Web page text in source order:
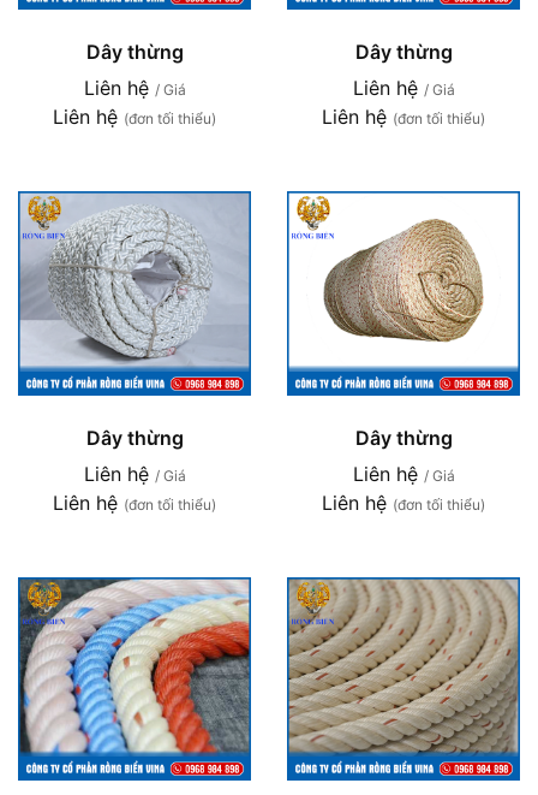
Dây thừng
Liên hệ / Giá
Liên hệ (đơn tối thiểu)
Dây thừng
Liên hệ / Giá
Liên hệ (đơn tối thiểu)
Dây thừng
Liên hệ / Giá
Liên hệ (đơn tối thiểu)
Dây thừng
Liên hệ / Giá
Liên hệ (đơn tối thiểu)